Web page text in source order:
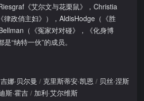
《艾尔文与花栗鼠》，Christia
律政俏主妇》），AldisHodge（《胜
（《冤家对对碰》，《化身博
“纳特一伙”的成员。
吉娜·贝尔曼 / 克里斯蒂安·凯恩 / 贝丝·涅斯
斯·霍吉 / 加利·艾尔维斯